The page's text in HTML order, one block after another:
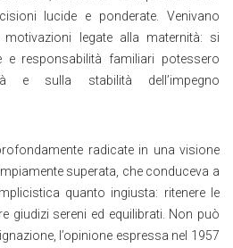
lucide e ponderate. Venivano
legate alla maternità: si
e responsabilità familiari potessero
e sulla stabilità dell’impegno
radicate in una visione
superata, che conduceva a
quanto ingiusta: ritenere le
giudizi sereni ed equilibrati. Non può
l’opinione espressa nel 1957